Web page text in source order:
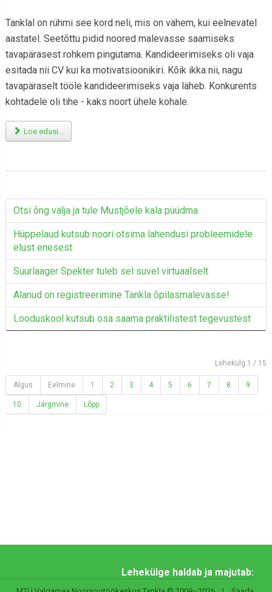
Tanklal on rühmi see kord neli, mis on vähem, kui eelnevatel
aastatel. Seetõttu pidid noored malevasse saamiseks
tavapärasest rohkem pingutama. Kandideerimiseks oli vaja
esitada nii CV kui ka motivatsioonikiri. Kõik ikka nii, nagu
tavapäraselt tööle kandideerimiseks vaja läheb. Konkurents
kohtadele oli tihe - kaks noort ühele kohale.
Loe edasi...
Otsi õng välja ja tule Mustjõele kala püüdma
Hüppelaud kutsub noori otsima lahendusi probleemidele
elust enesest
Suurlaager Spekter tuleb sel suvel virtuaalselt
Alanud on registreerimine Tankla õpilasmalevasse!
Looduskool kutsub osa saama praktilistest tegevustest
Lehekülg 1 / 15
Algus Eelmine 1 2 3 4 5 6 7 8 9
10 Järgmine Lõpp
Lehekülge haldab ja majutab: